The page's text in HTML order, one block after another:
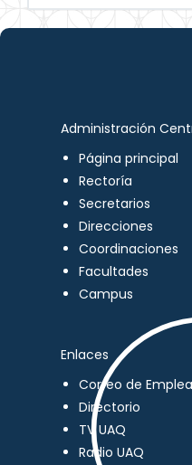
Administración
Página principal
Rectoría
Secretarios
Direcciones
Coordinaciones
Facultades
Campus
Enlaces
Correo de
Directorio
TV UAQ
Radio UAQ